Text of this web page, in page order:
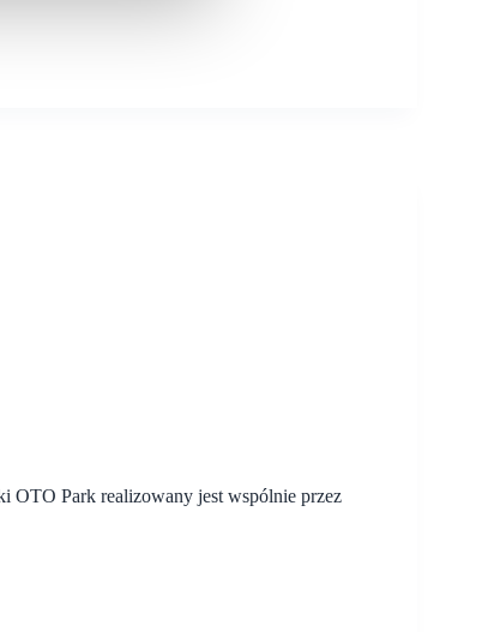
OTO Park realizowany jest wspólnie przez